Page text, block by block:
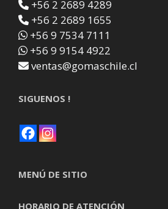
+56 2 2689 4289
+56 2 2689 1655
+56 9 7534 7111
+56 9 9154 4922
ventas@gomaschile.cl
SIGUENOS !
MENÚ DE SITIO
HORARIO DE ATENCIÓN